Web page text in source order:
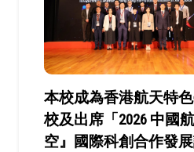
本校成為香港航天特
校及出席「2026 中國
空』國際科創合作發展